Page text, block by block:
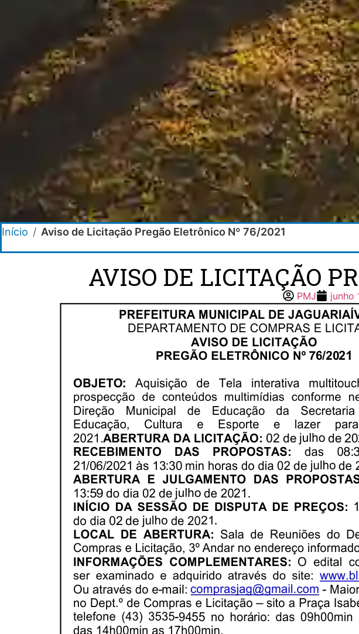
Início / Aviso de Licitação Pregão Eletrônico Nº 76/2021
AVISO DE LICITAÇÃO
PMJ junho